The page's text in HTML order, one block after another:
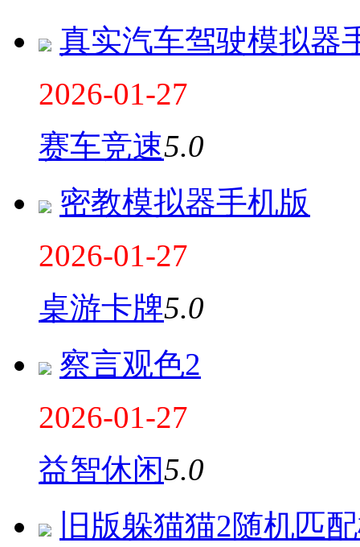
真实汽车驾驶模拟器
2026-01-27
赛车竞速5.0
密教模拟器手机版
2026-01-27
桌游卡牌5.0
察言观色2
2026-01-27
益智休闲5.0
旧版躲猫猫2随机匹